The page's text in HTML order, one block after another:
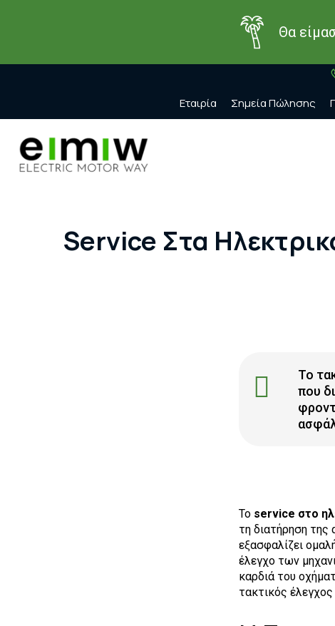
Θα
Εταιρία Σημεία Πώλησης
Service Στα
Το
που
Το service στο
τη διατήρηση
εξασφαλίζει
έλεγχο των
καρδιά του
τακτικός έλεγχος